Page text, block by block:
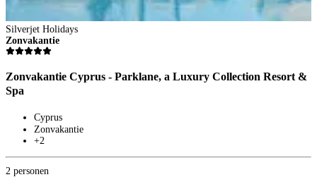
Silverjet Holidays
Zonvakantie
Zonvakantie Cyprus - Parklane, a Luxury Collection Resort &
Spa
Cyprus
Zonvakantie
+2
2 personen